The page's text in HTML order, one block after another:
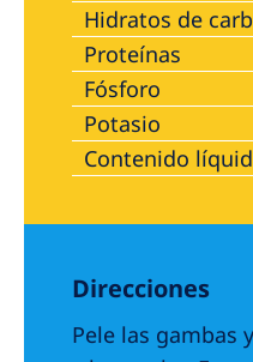
Hidratos de
Proteínas
Fósforo
Potasio
Contenido
Direcciones
Pele las gambas